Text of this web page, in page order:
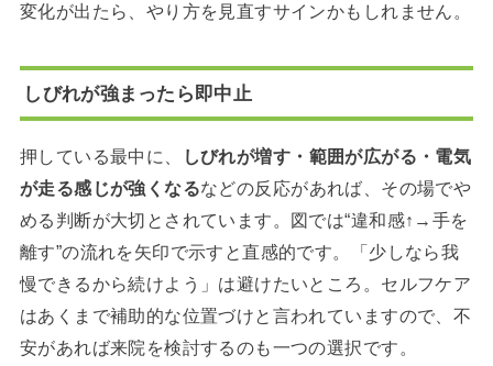
変化が出たら、やり方を見直すサインかもしれません。
しびれが強まったら即中止
押している最中に、
しびれが増す・範囲が広がる・電気
が走る感じが強くなるなどの反応があれば、その場でや
める判断が大切とされています。図では“違和感↑→手を
離す”の流れを矢印で示すと直感的です。「少しなら我
慢できるから続けよう」は避けたいところ。セルフケア
はあくまで補助的な位置づけと言われていますので、不
安があれば来院を検討するのも一つの選択です。